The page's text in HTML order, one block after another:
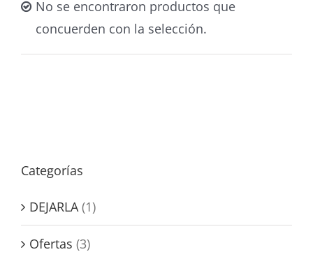
No se encontraron productos que
concuerden con la selección.
Categorías
DEJARLA (1)
Ofertas (3)